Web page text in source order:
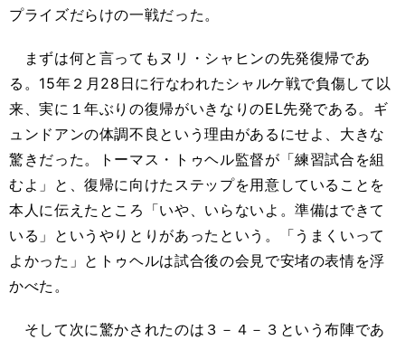
プライズだらけの一戦だった。
まずは何と言ってもヌリ・シャヒンの先発復帰であ
る。15年２月28日に行なわれたシャルケ戦で負傷して以
来、実に１年ぶりの復帰がいきなりのEL先発である。ギ
ュンドアンの体調不良という理由があるにせよ、大きな
驚きだった。トーマス・トゥヘル監督が「練習試合を組
むよ」と、復帰に向けたステップを用意していることを
本人に伝えたところ「いや、いらないよ。準備はできて
いる」というやりとりがあったという。「うまくいって
よかった」とトゥヘルは試合後の会見で安堵の表情を浮
かべた。
そして次に驚かされたのは３－４－３という布陣であ